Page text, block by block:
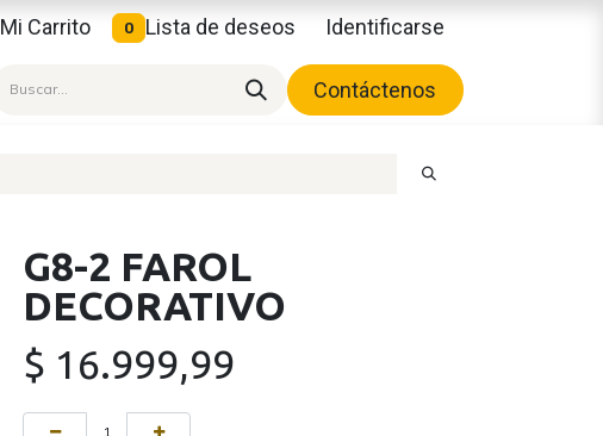
Mi Carrito 0 Lista de deseos Identificarse
Contáctenos
G8-2 FAROL
DECORATIVO
$ 16.999,99